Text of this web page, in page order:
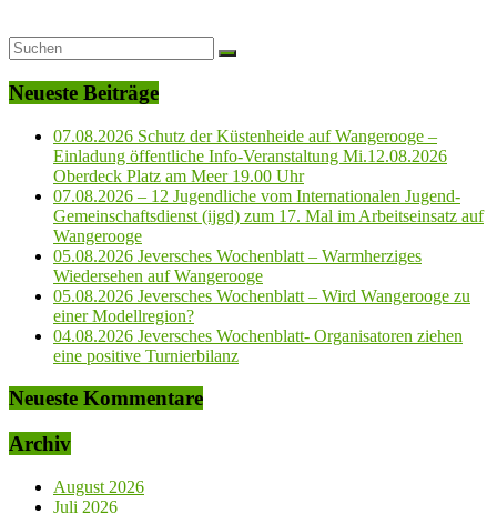
Neueste Beiträge
07.08.2026 Schutz der Küstenheide auf Wangerooge –
Einladung öffentliche Info-Veranstaltung Mi.12.08.2026
Oberdeck Platz am Meer 19.00 Uhr
07.08.2026 – 12 Jugendliche vom Internationalen Jugend-
Gemeinschaftsdienst (ijgd) zum 17. Mal im Arbeitseinsatz auf
Wangerooge
05.08.2026 Jeversches Wochenblatt – Warmherziges
Wiedersehen auf Wangerooge
05.08.2026 Jeversches Wochenblatt – Wird Wangerooge zu
einer Modellregion?
04.08.2026 Jeversches Wochenblatt- Organisatoren ziehen
eine positive Turnierbilanz
Neueste Kommentare
Archiv
August 2026
Juli 2026